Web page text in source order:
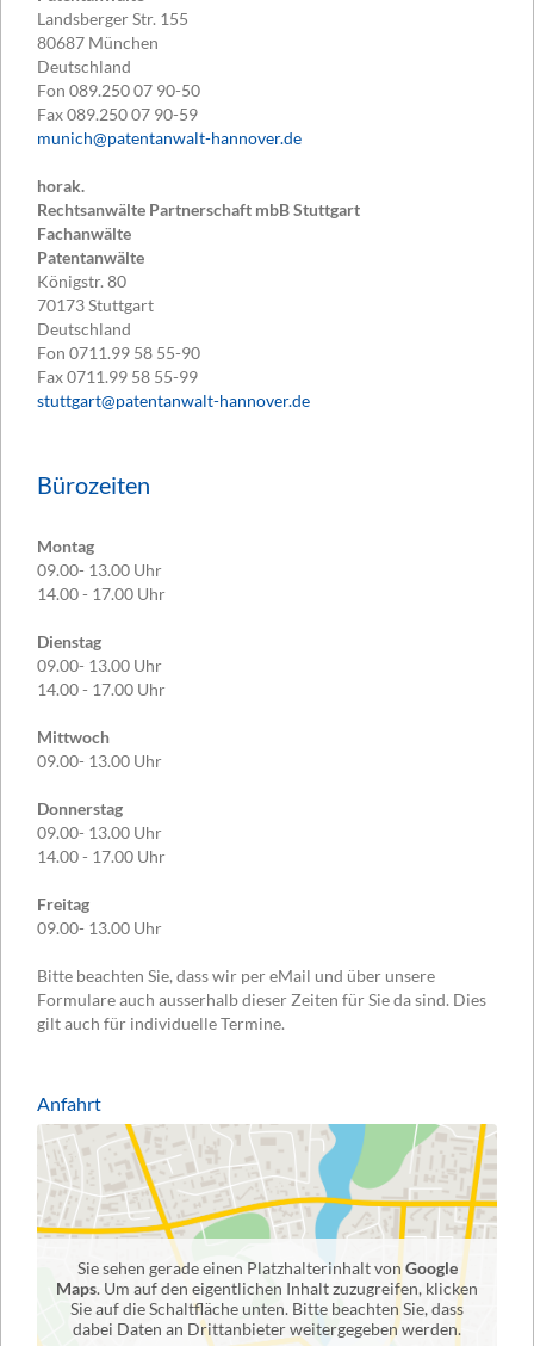
Landsberger Str. 155
80687 München
Deutschland
Fon 089.250 07 90-50
Fax089.250 07 90-59
munich@patentanwalt-hannover.de
horak.
Rechtsanwälte Partnerschaft mbB Stuttgart
Fachanwälte
Patentanwälte
Königstr. 80
70173Stuttgart
Deutschland
Fon 0711.99 58 55-90
Fax0711.99 58 55-99
stuttgart@patentanwalt-hannover.de
Bürozeiten
Montag
09.00- 13.00 Uhr
14.00 - 17.00 Uhr
Dienstag
09.00- 13.00 Uhr
14.00 - 17.00 Uhr
Mittwoch
09.00- 13.00 Uhr
Donnerstag
09.00- 13.00 Uhr
14.00 - 17.00 Uhr
Freitag
09.00- 13.00 Uhr
Bitte beachten Sie, dass wir per eMail und über unsere
Formulare auch ausserhalb dieser Zeiten für Sie da sind. Dies
gilt auch für individuelle Termine.
Anfahrt
Sie sehen gerade einen Platzhalterinhalt von Google
Maps. Um auf den eigentlichen Inhalt zuzugreifen, klicken
Sie auf die Schaltfläche unten. Bitte beachten Sie, dass
dabei Daten an Drittanbieter weitergegeben werden.